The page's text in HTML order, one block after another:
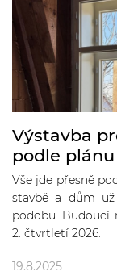
Výstavba
podle plánu
Vše jde přesně
stavbě a dům
podobu. Budoucí
2. čtvrtletí 2026.
19.8.2025